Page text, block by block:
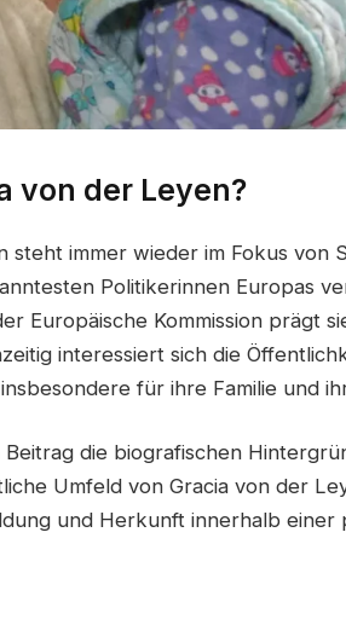
von der Leyen?
steht immer wieder im Fokus von
Politikerinnen Europas
Europäische Kommission prägt
interessiert sich die
für ihre Familie und
die biografischen
Umfeld von Gracia von der
und Herkunft innerhalb einer